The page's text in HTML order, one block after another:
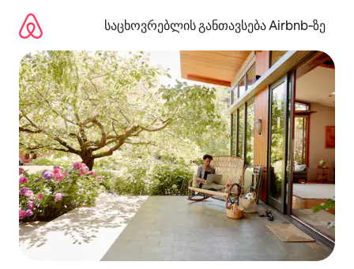
გადასვლა
საცხოვრებლის განთავსება Airbnb‑ზე